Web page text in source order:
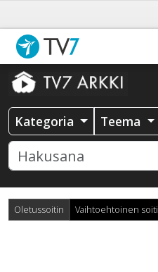
Kategoria Teema
Oletussoitin Vaihtoehtoinen